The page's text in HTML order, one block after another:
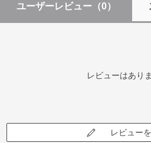
ユーザーレビュー （0）
レビューはあり
レビュー